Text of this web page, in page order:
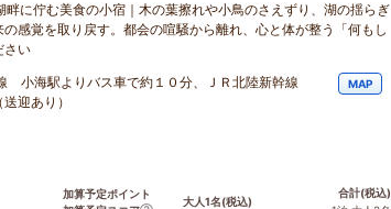
畔に佇む美食の小宿｜木の葉擦れや小鳥のさえずり、湖の揺らぎ
感覚を取り戻す。都会の喧騒から離れ、心と体が整う「何もし
さい
小海駅よりバス車で約１０分、ＪＲ北陸新幹線
迎あり）
MAP
加算予定ポイント
大人1名(税込)
合計(税込)